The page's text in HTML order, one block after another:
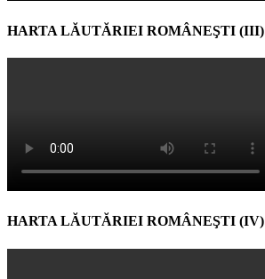
HARTA LĂUTĂRIEI ROMÂNEŞTI (III)
HARTA LĂUTĂRIEI ROMÂNEŞTI (IV)